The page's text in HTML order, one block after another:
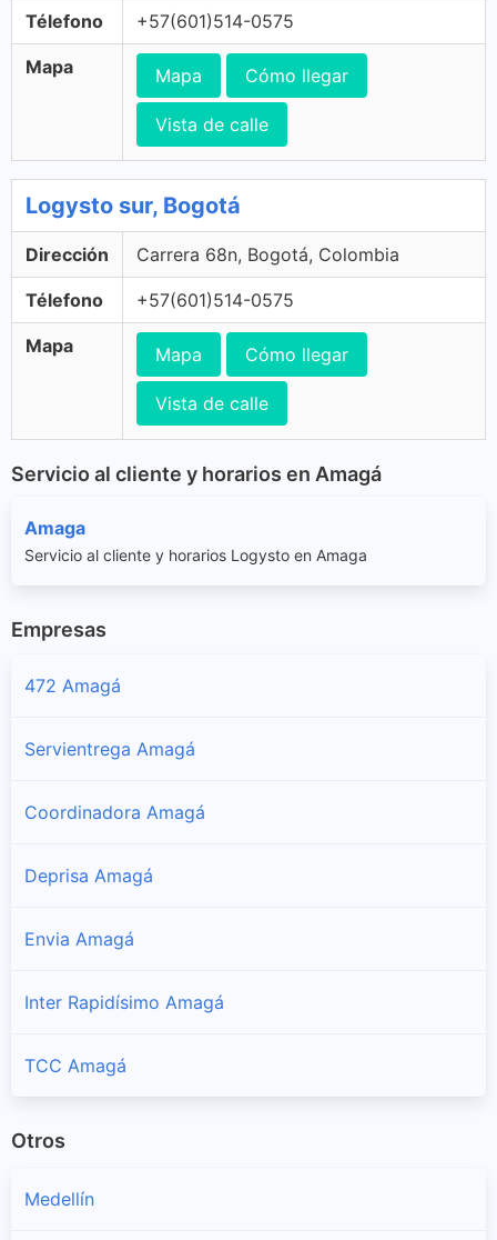
Télefono +57(601)514-0575
Mapa Mapa Cómo llegar
Vista de calle
Logysto sur, Bogotá
Dirección Carrera 68n, Bogotá, Colombia
Télefono +57(601)514-0575
Mapa Mapa Cómo llegar
Vista de calle
Servicio al cliente y horarios en Amagá
Amaga
Servicio al cliente y horarios Logysto en Amaga
Empresas
472 Amagá
Servientrega Amagá
Coordinadora Amagá
Deprisa Amagá
Envia Amagá
Inter Rapidísimo Amagá
TCC Amagá
Otros
Medellín